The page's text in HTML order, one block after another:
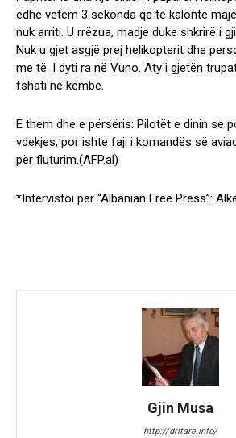
edhe vetëm 3 sekonda që të kalonte
nuk arriti. U rrëzua, madje duke shkrirë i
Nuk u gjet asgjë prej helikopterit dhe
me të. I dyti ra në Vuno. Aty i gjetën
fshati në këmbë.
E them dhe e përsëris: Pilotët e dinin se
vdekjes, por ishte faji i komandës së
për fluturim.(AFP.al)
*Intervistoi për “Albanian Free Press”:
Gjin Musa
http://dritare.info/